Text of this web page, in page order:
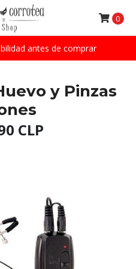
antes de comprar
0
y Pinzas
CLP